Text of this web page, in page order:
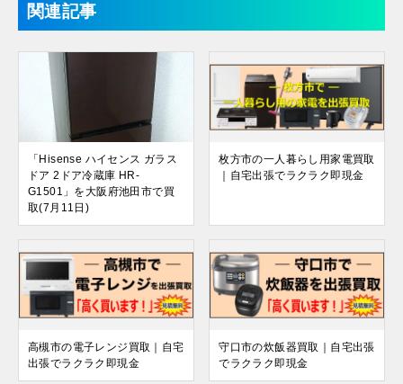
関連記事
「Hisense ハイセンス ガラス
ドア 2ドア冷蔵庫 HR-
G1501」を大阪府池田市で買
取(7月11日)
枚方市の一人暮らし用家電買取
｜自宅出張でラクラク即現金
高槻市の電子レンジ買取｜自宅
出張でラクラク即現金
守口市の炊飯器買取｜自宅出張
でラクラク即現金